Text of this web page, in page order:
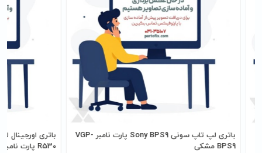
باتری لپ تاپ سونی Sony BPS9 پارت نامبر VGP-
BPS9 مشکی
R530 پارت نامبر AA-PB9NC6B